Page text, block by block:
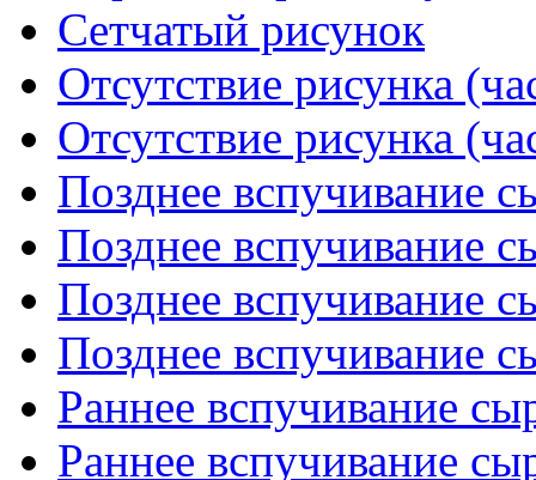
Сетчатый рисунок
Отсутствие рисунка
Отсутствие рисунка
Позднее вспучивание
Позднее вспучивание
Позднее вспучивание
Позднее вспучивание
Раннее вспучивание
Раннее вспучивание